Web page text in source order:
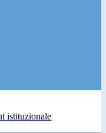
istituzionale